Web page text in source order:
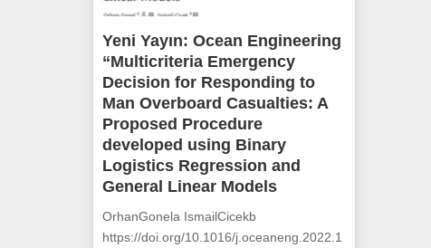
Yeni Yayın: Ocean Engineering
“Multicriteria Emergency
Decision for Responding to
Man Overboard Casualties: A
Proposed Procedure
developed using Binary
Logistics Regression and
General Linear Models
OrhanGonela IsmailCicekb
https://doi.org/10.1016/j.oceaneng.2022.1